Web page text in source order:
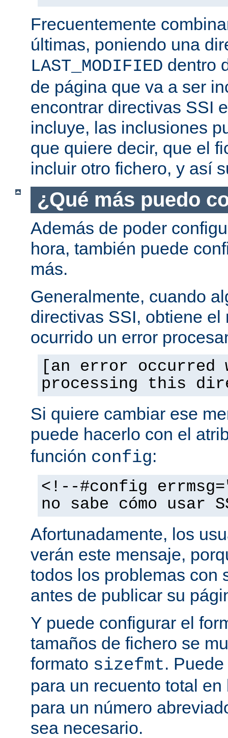
Frecuentemente
últimas, poniendo una
LAST_MODIFIED dentro
de página que va a ser
encontrar directivas SSI
incluye, las inclusiones
que quiere decir, que el
incluir otro fichero, y así
¿Qué más puedo
Además de poder
hora, también puede
más.
Generalmente, cuando
directivas SSI, obtiene el
ocurrido un error
[an error occurred
processing this
Si quiere cambiar ese
puede hacerlo con el
función config:
<!--#config
no sabe cómo usar
Afortunadamente, los
verán este mensaje,
todos los problemas con
antes de publicar su
Y puede configurar el
tamaños de fichero se
formato sizefmt.
para un recuento total
para un número
sea necesario.